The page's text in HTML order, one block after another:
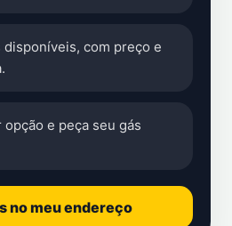
disponíveis, com preço e
opção e peça seu gás
no meu endereço